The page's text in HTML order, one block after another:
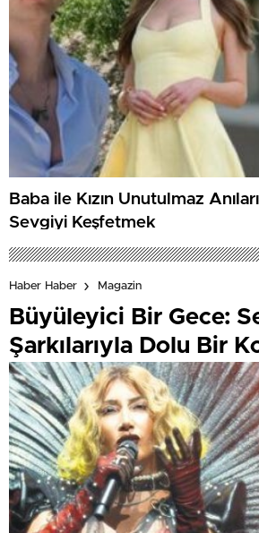
Baba ile Kızın Unutulmaz
Sevgiyi Keşfetmek
Haber Haber Magazin
Büyüleyici Bir Gece:
Şarkılarıyla Dolu Bir